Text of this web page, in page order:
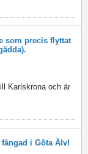
som precis flyttat
Karlskrona och är
i Göta Älv!